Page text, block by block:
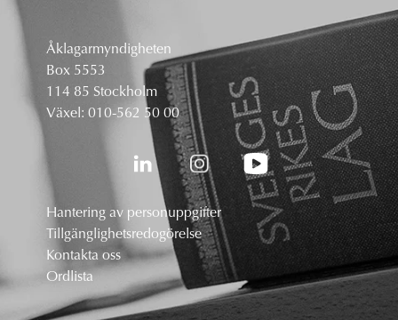
Åklagarmyndigheten
Box 5553
114 85 Stockholm
Växel: 010-562 50 00
Hantering av personuppgifter
Tillgänglighetsredogörelse
Kontakta oss
Ordlista